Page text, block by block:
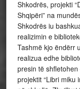
Shkodrës, projekti
Shqipëri” na
Shkodrës iu
realizimin e
Tashmë kjo ëndërr
realizua edhe
presin të
projektit “Libri miku